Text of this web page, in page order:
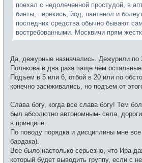
поехал с недолеченной простудой, в
бинты, перекись, йод, пантенол и
последних средства обычно бывают
востребованными. Москвичи прям
Да, дежурные назначались. Дежурили по
Полякова в два раза чаще чем остальные
Подъем в 5 или 6, отбой в 20 или по
конечно засиживались, но подъем от
Слава богу, когда все слава богу! Тем
был абсолютно автономным- села,
в принципе.
По поводу порядка и дисциплины мне
бардака).
Все было настолько серьезно, что Ира
который будет выводить группу, если с